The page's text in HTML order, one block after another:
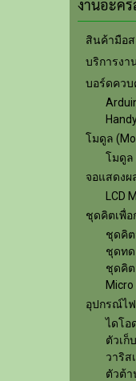
งานอะคริ
สินค้ามือส
บริการงา
บอร์ดควบ
โมดูล
โมดูล
จอแสดงผ
LCD
ชุดคิตเพื่อ
ชุดคิต
ชุดทด
ชุดคิต
Micro
อุปกรณ์ไ
ไดโอ
ตัวเก็
วาริส
ตัวต้า